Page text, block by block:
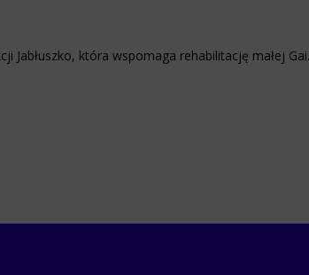
Jabłuszko, która wspomaga rehabilitację małej